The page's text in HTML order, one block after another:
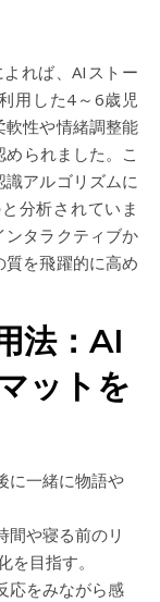
れば、AIストー
用した4～6歳児
軟性や情緒調整能
られました。こ
アルゴリズムに
分析されていま
ンタラクティブか
を飛躍的に高め
法：AI
ットを
に一緒に物語や
間や寝る前のリ
目指す。
応をみながら感